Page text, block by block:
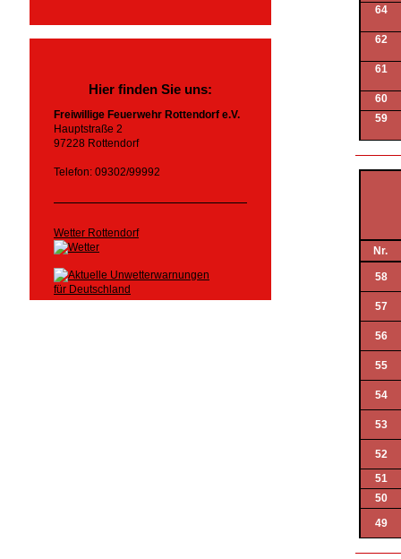
64
62
61
60
59
Nr.
58
57
56
55
54
53
52
51
50
49
Hier finden Sie uns:
Freiwillige Feuerwehr Rottendorf e.V.
Hauptstraße 2
97228 Rottendorf
Telefon: 09302/99992
Wetter Rottendorf